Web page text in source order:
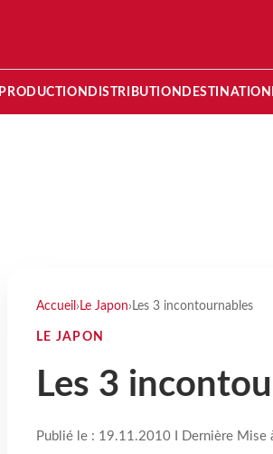
PRODUCTION DISTRIBUTION DESTINATION
Accueil › Le Japon› Les 3 incontournables
LE JAPON
Les 3
Publié le : 19.11.2010 I Dernière Mise